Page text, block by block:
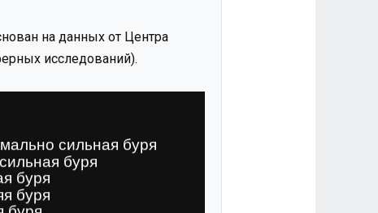
на данных от Центра
исследований).